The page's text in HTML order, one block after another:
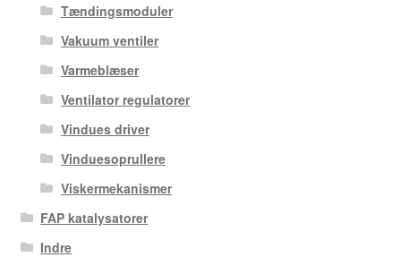
Tændingsmoduler
Vakuum ventiler
Varmeblæser
Ventilator regulatorer
Vindues driver
Vinduesoprullere
Viskermekanismer
FAP katalysatorer
Indre